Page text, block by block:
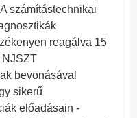
számítástechnikai
reagálva 15
NJSZT
bevonásával
sikerű
előadásain -